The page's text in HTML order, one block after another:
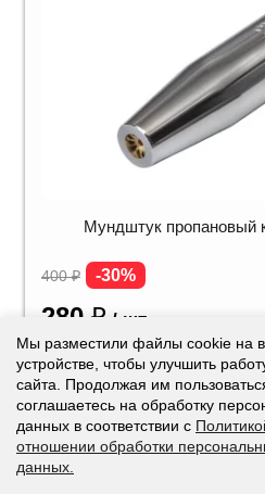
Мундштук
400₽ -30%
280 ₽ / шт
- +
Мы разместили файлы cookie на
устройстве, чтобы улучшить
сайта. Продолжая им
соглашаетесь на обработку
данных в соответствии с
отношении обработки
данных.
Каталог